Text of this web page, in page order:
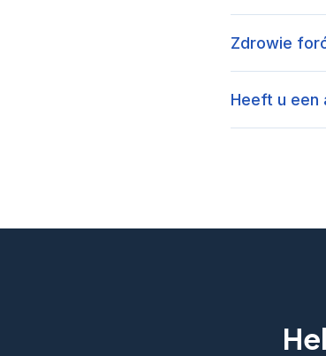
Zdrowie
Heeft u een